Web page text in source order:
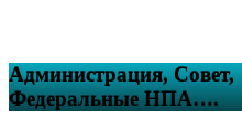
Администрация, Совет,
Федеральные НПА….